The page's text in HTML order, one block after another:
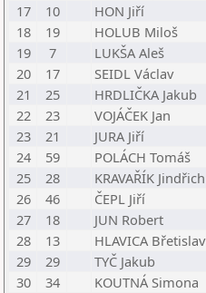
17
10 HON Jiří
18
19 HOLUB Miloš
19
7 LUKŠA Aleš
20
17 SEIDL Václav
21
25 HRDLIČKA Jakub
22
23 VOJÁČEK Jan
23
21 JURA Jiří
24
59 POLÁCH Tomáš
25
28 KRAVAŘÍK Jindřich
26
46 ČEPL Jiří
27
18 JUN Robert
28
13 HLAVICA Břetislav
29
29 TYČ Jakub
30
34 KOUTNÁ Simona